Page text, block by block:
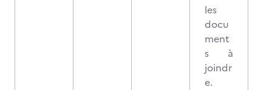
les
docu
ment
s à
joindr
e.